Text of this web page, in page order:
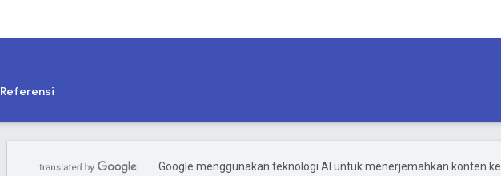
Referensi
Google menggunakan teknologi AI untuk menerjemahkan konten ke